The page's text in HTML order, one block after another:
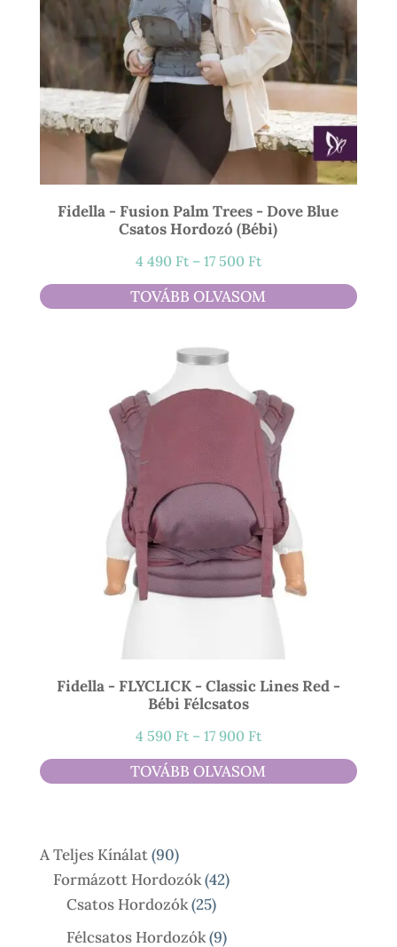
Fidella - Fusion Palm Trees - Dove Blue
Csatos Hordozó (bébi)
4 490 Ft – 17 500 FtÁrtartomány:
4
490 Ft
TOVÁBB OLVASOM
Fidella - FLYCLICK - Classic Lines Red -
Bébi Félcsatos
4 590 Ft – 17 900 FtÁrtartomány:
4
590 Ft
TOVÁBB OLVASOM
A Teljes Kínálat 9090
Termék
Formázott Hordozók 4242
Csatos Hordozók 2525
Termék
Félcsatos Hordozók 99